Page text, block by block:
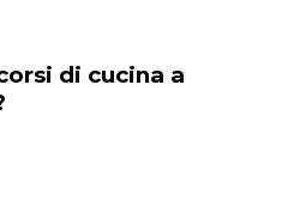
di cucina a